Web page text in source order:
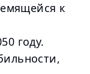
к
году.